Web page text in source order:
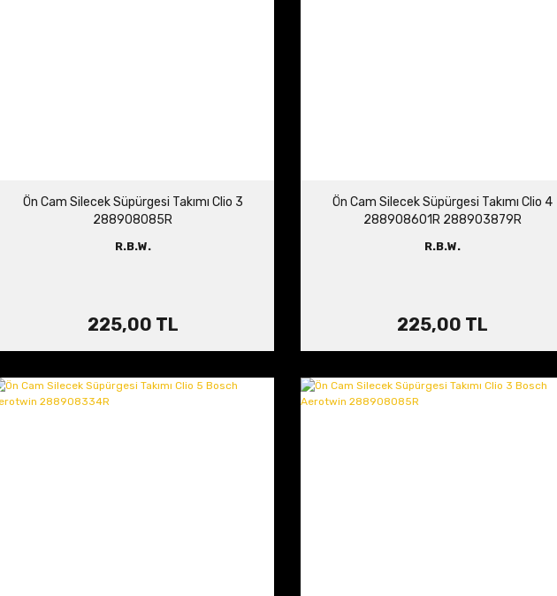
Ön Cam Silecek Süpürgesi Takımı Clio 3
288908085R
R.B.W.
225,00 TL
Ön Cam Silecek Süpürgesi Takımı Clio 4
288908601R 288903879R
R.B.W.
225,00 TL